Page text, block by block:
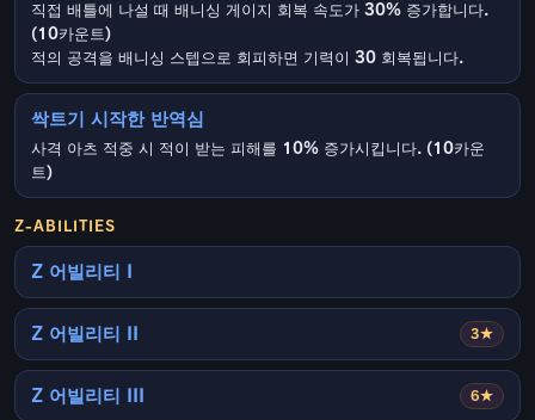
직접 배틀에 나설 때 배니싱 게이지 회복 속도가 30% 증가합니다.
(10카운트)
적의 공격을 배니싱 스텝으로 회피하면 기력이 30 회복됩니다.
싹트기 시작한 반역심
사격 아츠 적중 시 적이 받는 피해를 10% 증가시킵니다. (10카운
트)
Z-ABILITIES
Z 어빌리티 I
3★
Z 어빌리티 II
6★
Z 어빌리티 III